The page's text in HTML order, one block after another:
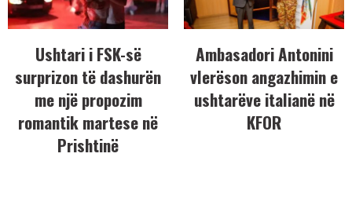
Ushtari i FSK-së
surprizon të dashurën
me një propozim
romantik martese në
Prishtinë
Ambasadori Antonini
vlerëson angazhimin e
ushtarëve italianë në
KFOR